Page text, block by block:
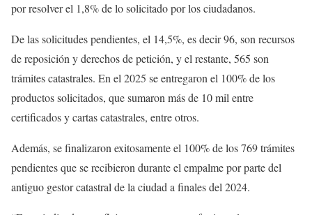
por resolver el 1,8% de lo solicitado por los ciudadanos.
De las solicitudes pendientes, el 14,5%, es decir 96, son recursos
de reposición y derechos de petición, y el restante, 565 son
trámites catastrales. En el 2025 se entregaron el 100% de los
productos solicitados, que sumaron más de 10 mil entre
certificados y cartas catastrales, entre otros.
Además, se finalizaron exitosamente el 100% de los 769 trámites
pendientes que se recibieron durante el empalme por parte del
antiguo gestor catastral de la ciudad a finales del 2024.